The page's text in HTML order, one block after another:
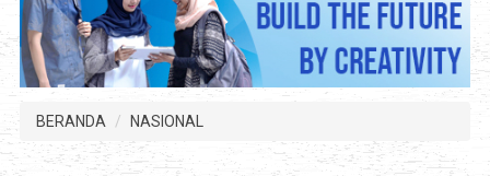
BERANDA NASIONAL